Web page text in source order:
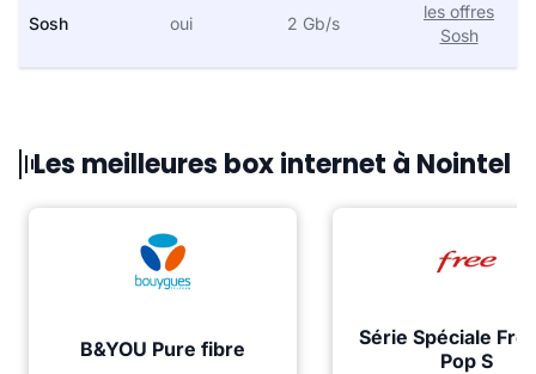
Sosh oui 2 Gb/s
les offres
Sosh
Les meilleures box internet à Nointel
B&YOU Pure fibre
Série Spéciale
Pop S